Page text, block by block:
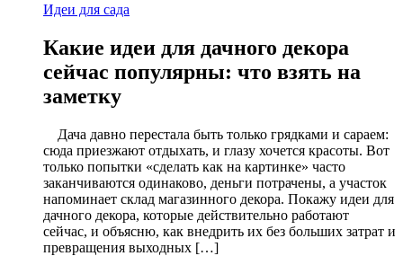
Идеи для сада
Какие идеи для дачного декора
сейчас популярны: что взять на
заметку
Дача давно перестала быть только грядками и сараем:
сюда приезжают отдыхать, и глазу хочется красоты. Вот
только попытки «сделать как на картинке» часто
заканчиваются одинаково, деньги потрачены, а участок
напоминает склад магазинного декора. Покажу идеи для
дачного декора, которые действительно работают
сейчас, и объясню, как внедрить их без больших затрат и
превращения выходных […]